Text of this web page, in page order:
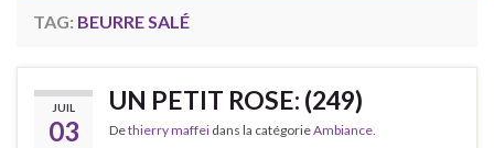
TAG: BEURRE SALÉ
JUIL
03
UN PETIT ROSE: (249)
Dethierry maffei dans la catégorieAmbiance.